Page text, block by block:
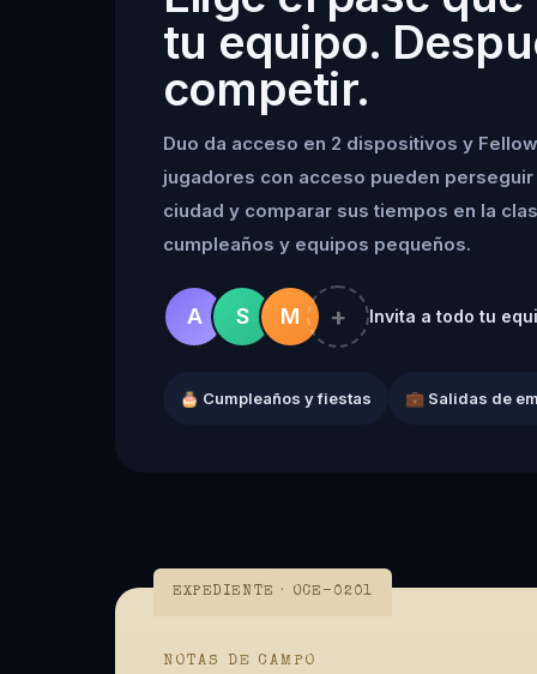
tu equipo.
competir.
Duo da acceso en 2 dispositivos y
jugadores con acceso pueden
ciudad y comparar sus tiempos en la
cumpleaños y equipos pequeños.
A S M + Invita a todo tu
🎂 Cumpleaños y fiestas 💼 Salidas de
EXPEDIENTE · OCE-0201
NOTAS DE CAMPO